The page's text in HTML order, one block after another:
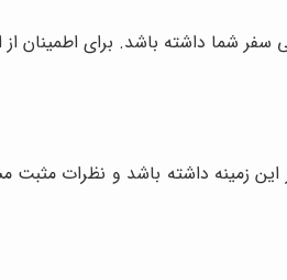
سفر شما داشته باشد. برای اطمینان
زمینه داشته باشد و نظرات مثبت